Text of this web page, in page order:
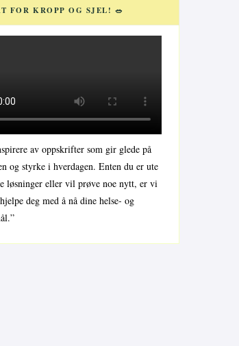
FOR KROPP OG SJEL! 🥗
av oppskrifter som gir glede på
og styrke i hverdagen. Enten du er ute
løsninger eller vil prøve noe nytt, er vi
deg med å nå dine helse- og